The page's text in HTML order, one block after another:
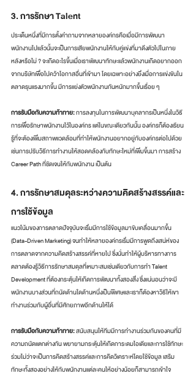
3. การรักษา Talent
ประเด็นหนึ่งที่มีการตั้งคำถามจากหลายองค์กรคือเมื่อมีการพัฒนา
พนักงานไปแล้วนั้นจะเป็นการเสียพนักงานให้กับคู่แข่งที่มาดึงตัวไปในภาย
หลังหรือไม่ ? จะเกิดอะไรขึ้นเมื่อเราพัฒนาทักษะแล้วพนักงานเกิดอยากออก
จากบริษัทเพื่อไปคว้าโอกาสอื่นที่เข้ามา โดยเฉพาะอย่างยิ่งเมื่อการแข่งขันใน
ตลาดรุนแรงมากขึ้น มีการแย่งตัวพนักงานกันหนักมากขึ้นเรื่อย ๆ
การรับมือกับความท้าทาย: การลงทุนในการพัฒนาบุคลากรเป็นหนึ่งในวิธี
การเพื่อรักษาพนักงานไว้ในองค์กร แต่ในขณะเดียวกันนั้น องค์กรก็ต้องเรียน
รู้ที่จะต้องเพิ่มสถาพแวดล้อมที่ทำให้พนักงานอยากอยู่กับองค์กรต่อไปด้วย
เช่นการปรับวิธีการทำงานให้สอดคล้องกับทักษะใหม่ที่เพิ่มขึ้นมา การสร้าง
Career Path ที่ชัดเจนให้กับพนักงาน เป็นต้น
4. การรักษาสมดุลระหว่างความคิดสร้างสรรค์และ
การใช้ข้อมูล
แนวโน้มของการตลาดปัจจุบันจะเริ่มมีการใช้ข้อมูลมาขับเคลื่อนมากขึ้น
(Data-Driven Marketing) จนทำให้หลายองค์กรเริ่มมีการพูดถึงเสน่ห์ของ
การตลาดจากความคิดสร้างสรรค์ที่หายไป ซึ่งนั่นทำให้ผู้บริหารทางการ
ตลาดต้องรู้วิธีการรักษาสมดุลที่เหมาะสมเช่นเดียวกับการทำ Talent
Development ที่ต้องกระตุ้นให้เกิดการพัฒนาทั้งสองสิ่ง ซึ่งแน่นอนว่าจะมี
พนักงานบางส่วนที่ถนัดด้านใดด้านหนึ่งเป็นพิเศษและเราก็ต้องหาวิธีให้เขา
ทำงานร่วมกับผู้อื่นที่มีศักยภาพอีกด้านให้ได้
การรับมือกับความท้าทาย: สนับสนุนให้ทีมมีการทำงานร่วมกันของคนที่มี
ความถนัดแตกต่างกัน พยายามกระตุ้นให้เกิดการะดมไอเดียและการใช้ทักษะ
ร่วมไม่ว่าจะเป็นการคิดสร้างสรรค์และการคิดวิเคราะห์โดยใช้ข้อมูล เสริม
ทักษะทั้งสองอย่างให้กับพนักงานแต่ละคนให้อย่างน้อยก็สามารถเข้าใจ